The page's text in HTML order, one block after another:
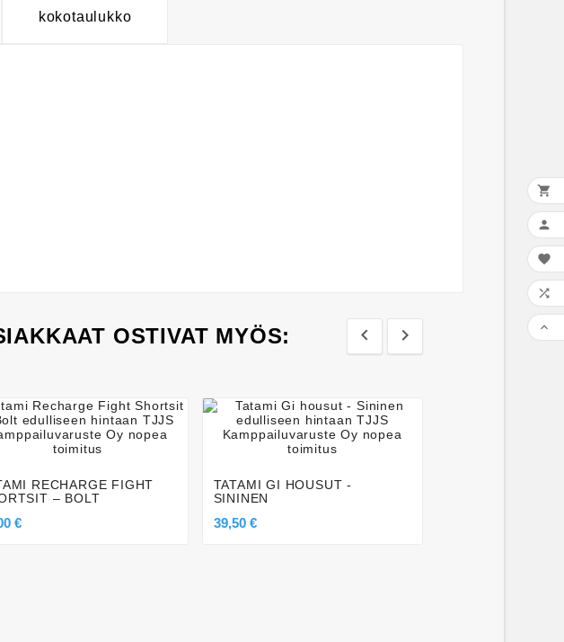
kokotaulukko
OSTIVAT MYÖS:  
   
RECHARGE FIGHT
– BOLT
€
   
TATAMI GI HOUSUT -
SININEN
39,50 €




